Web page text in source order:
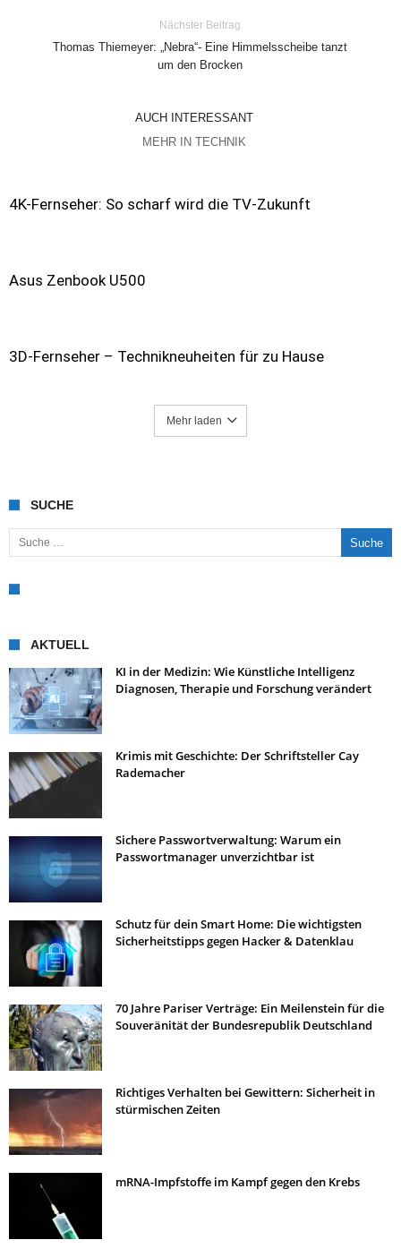
Nächster Beitrag
Thomas Thiemeyer: „Nebra“- Eine Himmelsscheibe tanzt
um den Brocken
AUCH INTERESSANT
MEHR IN TECHNIK
4K-Fernseher: So scharf wird die TV-Zukunft
Asus Zenbook U500
3D-Fernseher – Technikneuheiten für zu Hause
Mehr laden
SUCHE
Suche nach:
AKTUELL
KI in der Medizin: Wie Künstliche Intelligenz
Diagnosen, Therapie und Forschung verändert
Krimis mit Geschichte: Der Schriftsteller Cay
Rademacher
Sichere Passwortverwaltung: Warum ein
Passwortmanager unverzichtbar ist
Schutz für dein Smart Home: Die wichtigsten
Sicherheitstipps gegen Hacker & Datenklau
70 Jahre Pariser Verträge: Ein Meilenstein für die
Souveränität der Bundesrepublik Deutschland
Richtiges Verhalten bei Gewittern: Sicherheit in
stürmischen Zeiten
mRNA-Impfstoffe im Kampf gegen den Krebs